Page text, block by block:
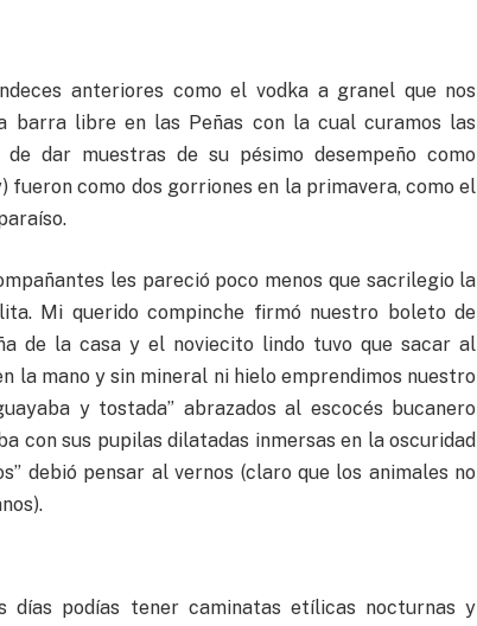
anteriores como el vodka a granel que nos
barra libre en las Peñas con la cual curamos las
dar muestras de su pésimo desempeño como
fueron como dos gorriones en la primavera, como el
les pareció poco menos que sacrilegio la
Mi querido compinche firmó nuestro boleto de
de la casa y el noviecito lindo tuvo que sacar al
la mano y sin mineral ni hielo emprendimos nuestro
y tostada” abrazados al escocés bucanero
con sus pupilas dilatadas inmersas en la oscuridad
debió pensar al vernos (claro que los animales no
días podías tener caminatas etílicas nocturnas y